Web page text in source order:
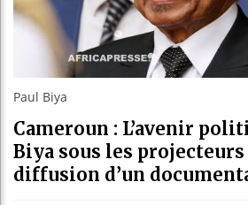
Paul Biya
Cameroun : L’avenir
Biya sous les projecteurs
diffusion d’un